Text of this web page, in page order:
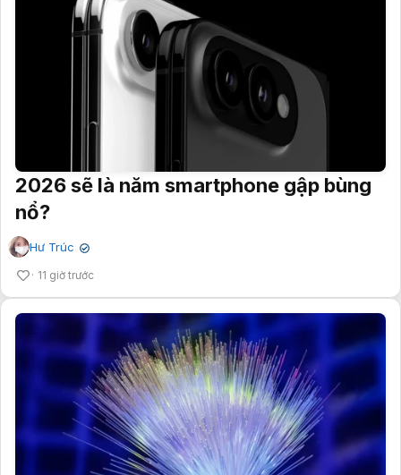
2026 sẽ là năm smartphone gập bùng
nổ?
Hư Trúc ✔
11 giờ trước